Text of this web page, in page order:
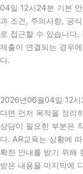
04일 12시24분 기본
과 조건, 주의사항, 공
로 접근할 수 있습니다
제출이 연결되는 경우
다.
2026년06월04일 12시
다면 먼저 목적을 정리
상담이 필요한 부분은
다. AR교육는 상황에
확한 안내를 받기 위해
받은 내용을 마지막에